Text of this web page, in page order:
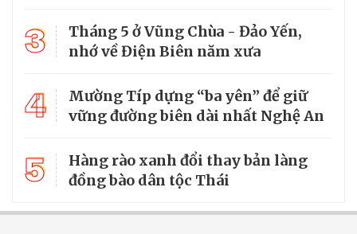
3
Tháng 5 ở Vũng Chùa - Đảo Yến,
nhớ về Điện Biên năm xưa
4
Mường Típ dựng “ba yên” để giữ
vững đường biên dài nhất Nghệ An
5
Hàng rào xanh đổi thay bản làng
đồng bào dân tộc Thái